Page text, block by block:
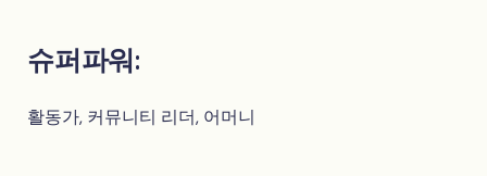
슈퍼파워:
활동가, 커뮤니티 리더, 어머니